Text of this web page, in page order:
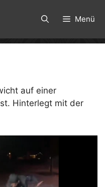
Menü
auf einer
Hinterlegt mit der